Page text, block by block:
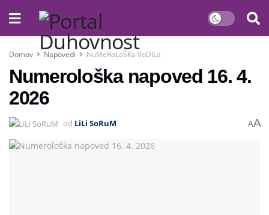
Domov Napovedi NuMeRoLoŠKa VoDiLa
Numerološka napoved 16. 4.
2026
od LiLi SoRuM AA